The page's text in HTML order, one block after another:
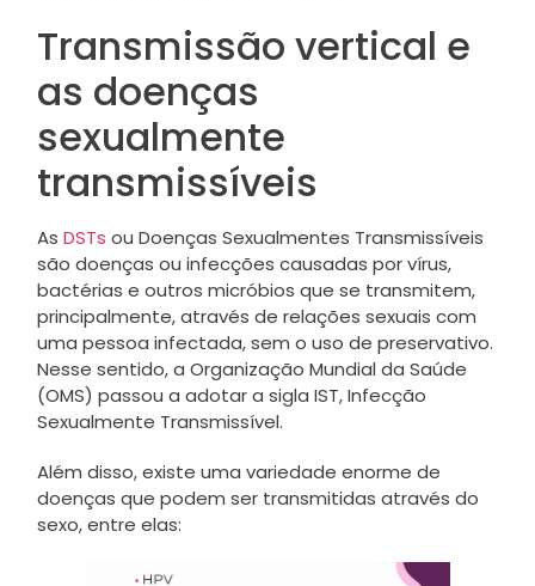
Transmissão vertical e
as doenças
sexualmente
transmissíveis
As DSTs ou Doenças Sexualmentes Transmissíveis
são doenças ou infecções causadas por vírus,
bactérias e outros micróbios que se transmitem,
principalmente, através de relações sexuais com
uma pessoa infectada, sem o uso de preservativo.
Nesse sentido, a Organização Mundial da Saúde
(OMS) passou a adotar a sigla IST, Infecção
Sexualmente Transmissível.
Além disso, existe uma variedade enorme de
doenças que podem ser transmitidas através do
sexo, entre elas: